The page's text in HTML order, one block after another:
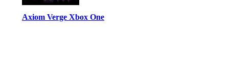
Axiom Verge Xbox One